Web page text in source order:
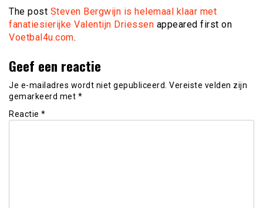
The post Steven Bergwijn is helemaal klaar met
fanatiesierijke Valentijn Driessen appeared first on
Voetbal4u.com.
Geef een reactie
Je e-mailadres wordt niet gepubliceerd. Vereiste velden zijn
gemarkeerd met *
Reactie *